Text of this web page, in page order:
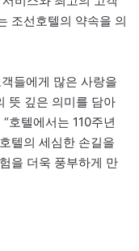
조선호텔의 약속을 의
들에게 많은 사랑을
뜻 깊은 의미를 담아
호텔에서는 110주년
텔의 세심한 손길을
을 더욱 풍부하게 만